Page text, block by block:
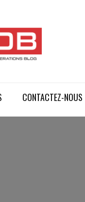
CONTACTEZ-NOUS